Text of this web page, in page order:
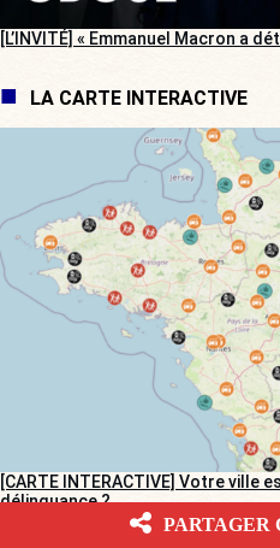
[L’INVITÉ] « Emmanuel Macron a
LA CARTE INTERACTIVE
[CARTE INTERACTIVE] Votre ville
délinquance ?
PARTAGER